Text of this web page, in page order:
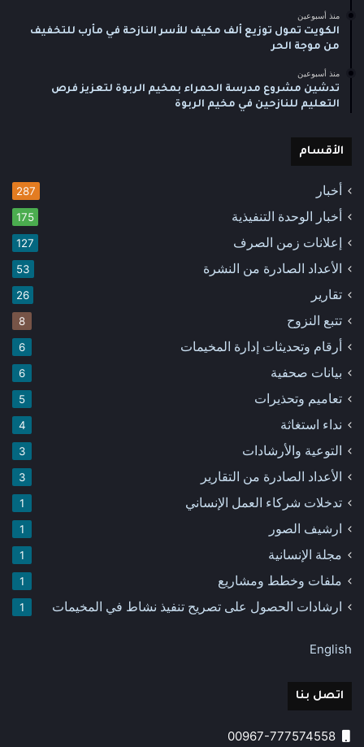
منذ أسبوعين
الكويت تمول توزيع ألف مكيف للأسر النازحة في مأرب للتخفيف
من موجة الحر
منذ أسبوعين
تدشين مشروع مدرسة الحمراء بمخيم الربوة لتعزيز فرص
التعليم للنازحين في مخيم الربوة
الأقسام
أخبار 287
أخبار الوحدة التنفيذية 175
إعلانات زمن الصرف 127
الأعداد الصادرة من النشرة 53
تقارير 26
تتبع النزوح 8
أرقام وتحديثات إدارة المخيمات 6
بيانات صحفية 6
تعاميم وتحذيرات 5
نداء استغاثة 4
التوعية والأرشادات 3
الأعداد الصادرة من التقارير 3
تدخلات شركاء العمل الإنساني 1
ارشيف الصور 1
مجلة الإنسانية 1
ملفات وخطط ومشاريع 1
ارشادات الحصول على تصريح تنفيذ نشاط في المخيمات 1
English
اتصل بنا